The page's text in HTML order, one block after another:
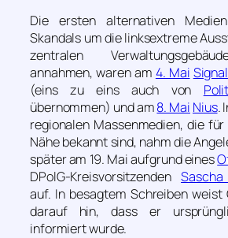
Die ersten alternativen
Skandals um die linksextreme
zentralen
annahmen, waren am 4. Mai
(eins zu eins auch von
übernommen) und am8. Mai Nius.
regionalen Massenmedien, die
Nähe bekannt sind, nahm die
später am 19. Mai aufgrund eines
DPolG-Kreisvorsitzenden
auf. In besagtem Schreiben
darauf hin, dass er
informiert wurde.